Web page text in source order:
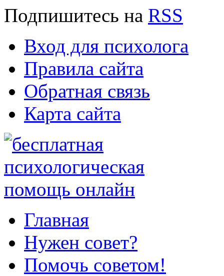
Подпишитесь на RSS
Вход для психолога
Правила сайта
Обратная связь
Карта сайта
Главная
Нужен совет?
Помочь советом!